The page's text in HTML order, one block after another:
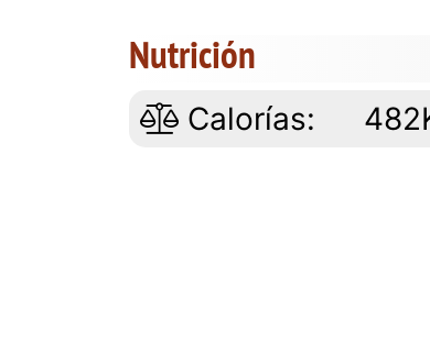
Nutrición
Calorías: